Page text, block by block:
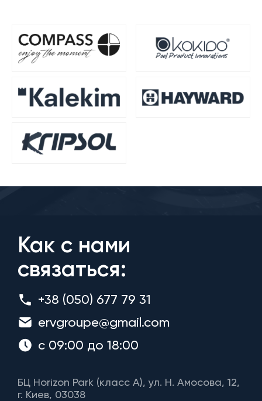
Как с нами
связаться:
+38 (050) 677 79 31
ervgroupe@gmail.com
с 09:00 до 18:00
БЦ Horizon Park (класс A), ул. Н. Амосова, 12,
г. Киев, 03038